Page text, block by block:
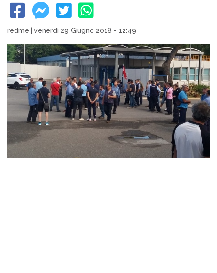
redme venerdì 29 Giugno 2018 - 12:49